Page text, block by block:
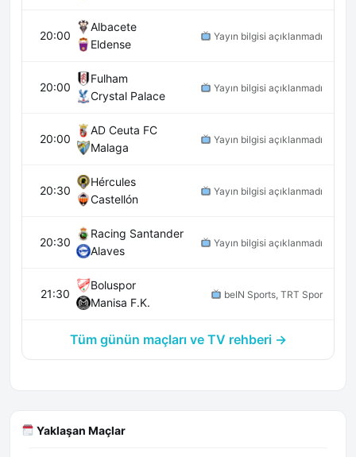
20:00
Albacete
Eldense
Yayın bilgisi açıklanmadı
20:00
Fulham
Crystal Palace
Yayın bilgisi açıklanmadı
20:00
AD Ceuta FC
Malaga
Yayın bilgisi açıklanmadı
20:30
Hércules
Castellón
Yayın bilgisi açıklanmadı
20:30
Racing Santander
Alaves
Yayın bilgisi açıklanmadı
21:30
Boluspor
Manisa F.K.
beIN Sports, TRT Spor
Tüm günün maçları ve TV rehberi →
Yaklaşan Maçlar